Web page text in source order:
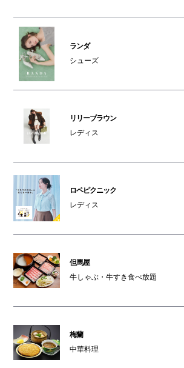
ランダ
シューズ
リリーブラウン
レディス
ロペピクニック
レディス
但馬屋
牛しゃぶ・牛すき食べ放題
梅蘭
中華料理